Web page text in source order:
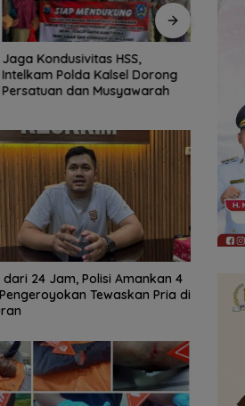
Erick Thohir Janjikan Evaluasi
Usai Indonesia Tersingkir
24 Jam, Polisi Amankan 4
Tewaskan Pria di